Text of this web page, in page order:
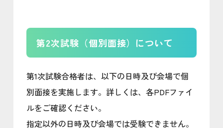
第2次試験（個別面接）について
第1次試験合格者は、以下の日時及び会場で個
別面接を実施します。詳しくは、各PDFファイ
ルをご確認ください。
指定以外の日時及び会場では受験できません。